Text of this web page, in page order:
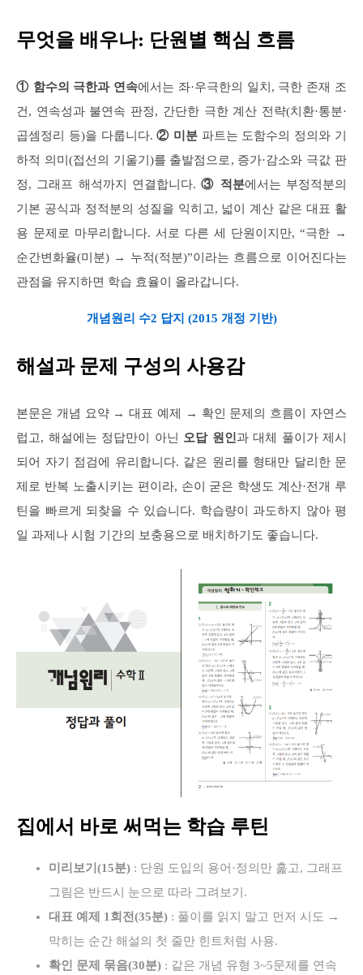
무엇을 배우나: 단원별 핵심 흐름
① 함수의 극한과 연속에서는 좌·우극한의 일치, 극한 존재 조
건, 연속성과 불연속 판정, 간단한 극한 계산 전략(치환·통분·
곱셈정리 등)을 다룹니다.② 미분파트는 도함수의 정의와 기
하적 의미(접선의 기울기)를 출발점으로, 증가·감소와 극값 판
정, 그래프 해석까지 연결합니다.③ 적분에서는 부정적분의
기본 공식과 정적분의 성질을 익히고, 넓이 계산 같은 대표 활
용 문제로 마무리합니다. 서로 다른 세 단원이지만, “극한 →
순간변화율(미분) → 누적(적분)”이라는 흐름으로 이어진다는
관점을 유지하면 학습 효율이 올라갑니다.
개념원리 수2 답지 (2015 개정 기반)
해설과 문제 구성의 사용감
본문은 개념 요약 → 대표 예제 → 확인 문제의 흐름이 자연스
럽고, 해설에는 정답만이 아닌
오답 원인 과 대체 풀이가 제시
되어 자기 점검에 유리합니다. 같은 원리를 형태만 달리한 문
제로 반복 노출시키는 편이라, 손이 굳은 학생도 계산·전개 루
틴을 빠르게 되찾을 수 있습니다. 학습량이 과도하지 않아 평
일 과제나 시험 기간의 보충용으로 배치하기도 좋습니다.
집에서 바로 써먹는 학습 루틴
미리보기(15분) : 단원 도입의 용어·정의만 훑고, 그래프
그림은 반드시 눈으로 따라 그려보기.
대표 예제 1회전(35분) : 풀이를 읽지 말고 먼저 시도 →
막히는 순간 해설의 첫 줄만 힌트처럼 사용.
확인 문제 묶음(30분) : 같은 개념 유형 3~5문제를 연속